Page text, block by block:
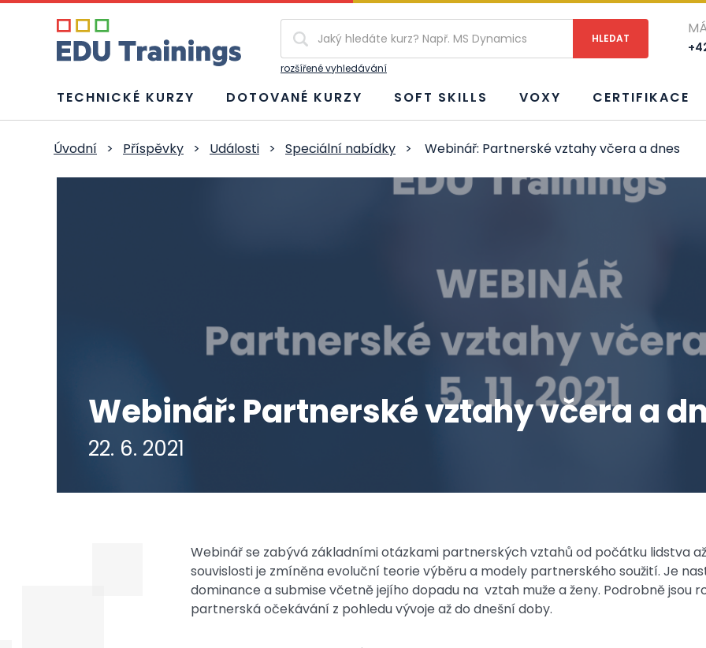
rozšířené vyhledávání
TECHNICKÉ KURZY DOTOVANÉ KURZY SOFT SKILLS VOXY CERTIFIKACE
Úvodní > Příspěvky > Události > Speciální nabídky > Webinář: Partnerské vztahy včera a dnes
Webinář: Partnerské vztahy včera a
22. 6. 2021
Webinář se zabývá základními otázkami partnerských vztahů od počátku lidstva
souvislosti je zmíněna evoluční teorie výběru a modely partnerského soužití. Je
dominance a submise včetně jejího dopadu na vztah muže a ženy. Podrobně jsou
partnerská očekávání z pohledu vývoje až do dnešní doby.